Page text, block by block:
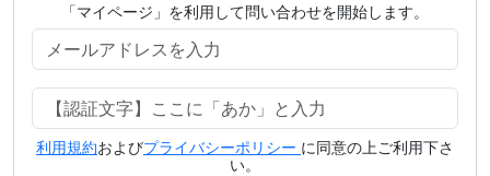
「マイページ」を利用して問い合わせを開始します。
利用規約およびプライバシーポリシー に同意の上ご利用下さ
い。